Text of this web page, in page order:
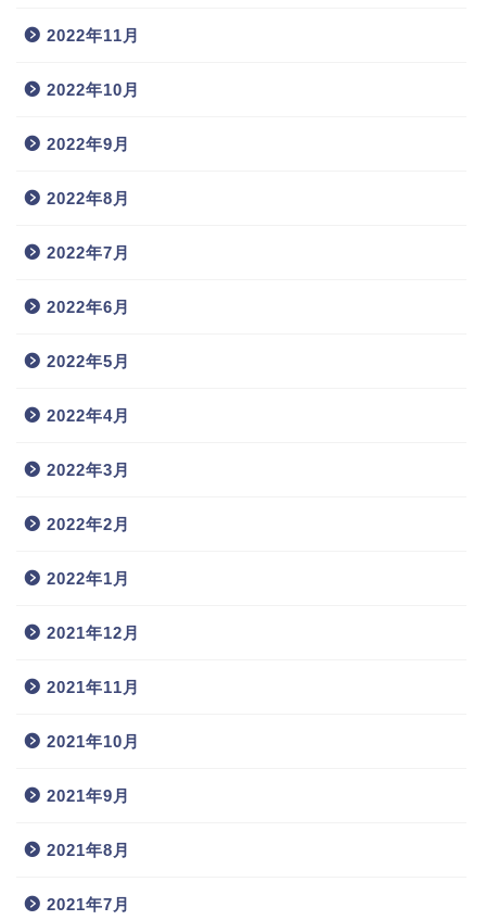
2022年11月
2022年10月
2022年9月
2022年8月
2022年7月
2022年6月
2022年5月
2022年4月
2022年3月
2022年2月
2022年1月
2021年12月
2021年11月
2021年10月
2021年9月
2021年8月
2021年7月